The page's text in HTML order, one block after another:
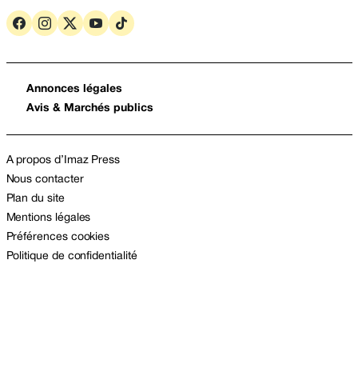
Annonces légales
Avis & Marchés publics
A propos d’Imaz Press
Nous contacter
Plan du site
Mentions légales
Préférences cookies
Politique de confidentialité